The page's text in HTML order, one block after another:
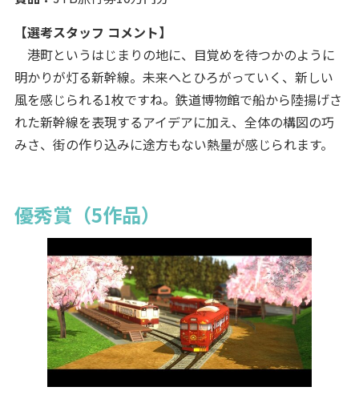
【選考スタッフ コメント】
港町というはじまりの地に、目覚めを待つかのように
明かりが灯る新幹線。未来へとひろがっていく、新しい
風を感じられる1枚ですね。鉄道博物館で船から陸揚げさ
れた新幹線を表現するアイデアに加え、全体の構図の巧
みさ、街の作り込みに途方もない熱量が感じられます。
優秀賞（5作品）